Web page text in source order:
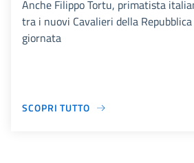
Anche Filippo Tortu, primatista
tra i nuovi Cavalieri della
giornata
SCOPRI TUTTO